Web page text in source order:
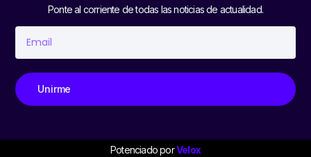
Ponte al corriente de todas las noticias de actualidad.
Unirme
Potenciado porVelox